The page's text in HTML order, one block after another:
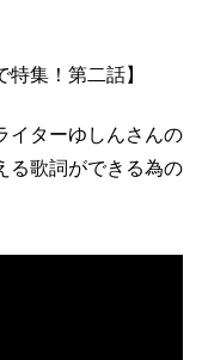
特集！第二話】
イターゆしんさんの
る歌詞ができる為の